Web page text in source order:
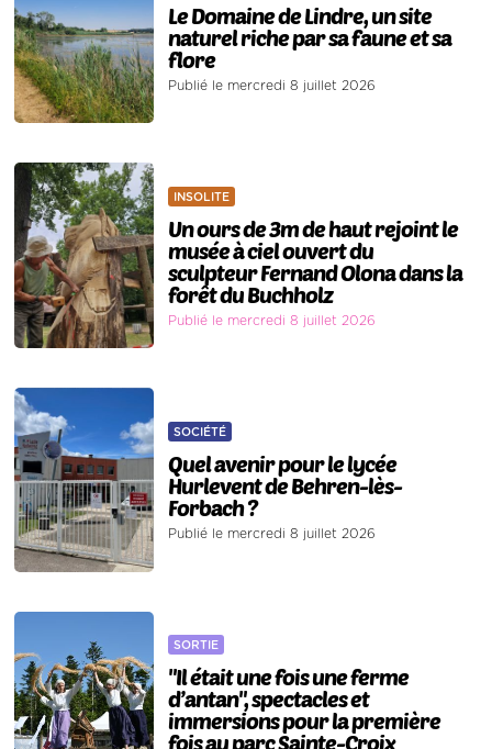
Le Domaine de Lindre, un site
naturel riche par sa faune et sa
flore
Publié le mercredi 8 juillet 2026
INSOLITE
Un ours de 3m de haut rejoint le
musée à ciel ouvert du
sculpteur Fernand Olona dans la
forêt du Buchholz
Publié le mercredi 8 juillet 2026
SOCIÉTÉ
Quel avenir pour le lycée
Hurlevent de Behren-lès-
Forbach ?
Publié le mercredi 8 juillet 2026
SORTIE
"Il était une fois une ferme
d’antan", spectacles et
immersions pour la première
fois au parc Sainte-Croix